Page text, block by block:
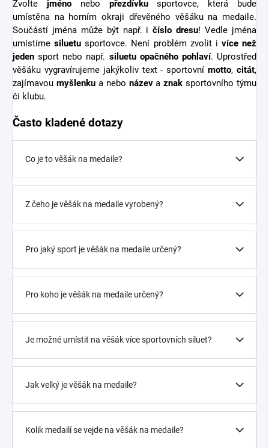
Zvolte jménonebo přezdívkusportovce, která bude
umístěna na horním okraji dřevěného věšáku na medaile.
Součástí jména může být např. ičíslo dresu! Vedle jména
umístímesiluetu sportovce. Není problém zvolit i více než
jeden sport nebo např. siluetu opačného pohlaví. Uprostřed
věšáku vygravírujeme jakýkoliv text - sportovnímotto,citát,
zajímavou myšlenkua nebo názevaznak sportovního týmu
či klubu.
Často kladené dotazy
Co je to věšák na medaile?
Z čeho je věšák na medaile vyrobený?
Pro jaký sport je věšák na medaile určený?
Pro koho je věšák na medaile určený?
Je možné umístit na věšák více sportovních siluet?
Jak velký je věšák na medaile?
Kolik medailí se vejde na věšák na medaile?